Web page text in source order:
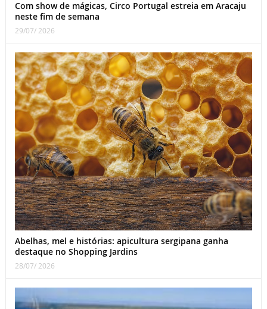
Com show de mágicas, Circo Portugal estreia em Aracaju
neste fim de semana
29/07/ 2026
Abelhas, mel e histórias: apicultura sergipana ganha
destaque no Shopping Jardins
28/07/ 2026